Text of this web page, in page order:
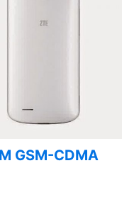
GSM-CDMA